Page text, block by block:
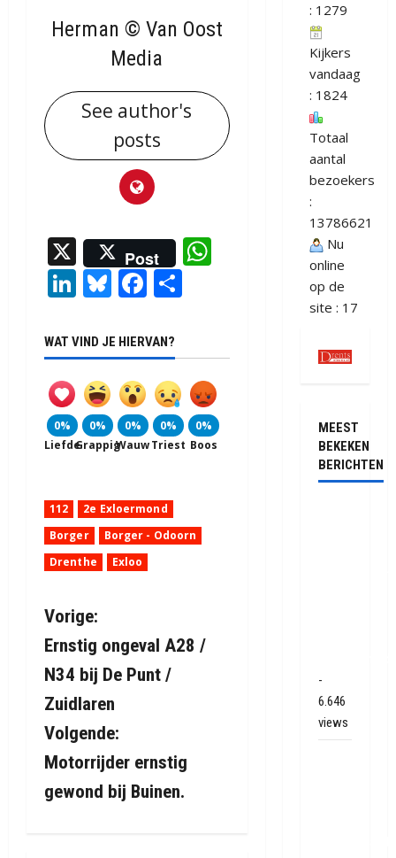
Herman © Van Oost
Media
See author's
posts
X Post
WhatsApp
LinkedIn
Bluesky
Facebook
WAT VIND JE HIERVAN?
0%
Liefde
0%
Grappig
0%
Wauw
0%
Triest
0%
Boos
112
2e Exloermond
Borger
Borger - Odoorn
Drenthe
Exloo
B
e
r
i
c
h
Vorige:
Ernstig ongeval A28 /
N34 bij De Punt /
Zuidlaren
Volgende:
Motorrijder ernstig
gewond bij Buinen.
: 1279
Kijkers
vandaag
: 1824
Totaal
aantal
bezoekers
:
13786621
Nu
online
op de
site : 17
MEEST
BEKEKEN
BERICHTEN
-
6.646
views